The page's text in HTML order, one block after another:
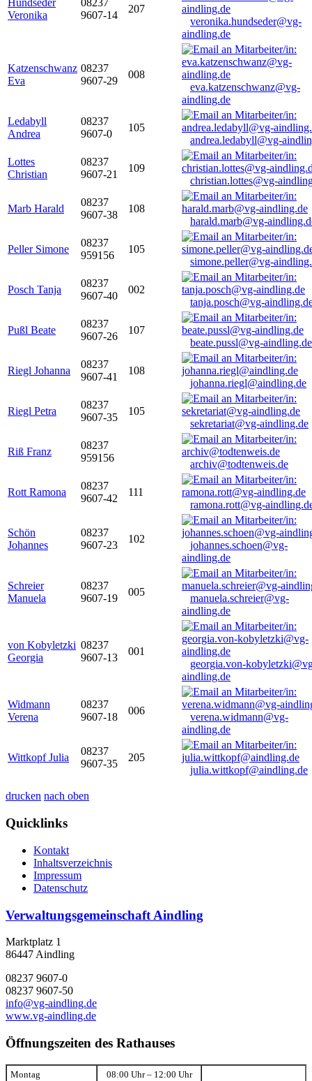
Hundseder
Veronika
08237
9607-14
207
veronika.hundseder@vg-
aindling.de
Katzenschwanz
Eva
08237
9607-29
008
eva.katzenschwanz@vg-
aindling.de
Ledabyll
Andrea
08237
9607-0
105
andrea.ledabyll@vg-
Lottes
Christian
08237
9607-21
109
christian.lottes@vg-
Marb Harald
08237
9607-38
108
harald.marb@vg-
Peller Simone
08237
959156
105
simone.peller@vg-
Posch Tanja
08237
9607-40
002
tanja.posch@vg-
Pußl Beate
08237
9607-26
107
beate.pussl@vg-aindling.de
Riegl Johanna
08237
9607-41
108
johanna.riegl@aindling.de
Riegl Petra
08237
9607-35
105
sekretariat@vg-aindling.de
Riß Franz
08237
959156
archiv@todtenweis.de
Rott Ramona
08237
9607-42
111
ramona.rott@vg-
Schön
Johannes
08237
9607-23
102
johannes.schoen@vg-
aindling.de
Schreier
Manuela
08237
9607-19
005
manuela.schreier@vg-
aindling.de
von Kobyletzki
Georgia
08237
9607-13
001
georgia.von-
aindling.de
Widmann
Verena
08237
9607-18
006
verena.widmann@vg-
aindling.de
Wittkopf Julia
08237
9607-35
205
julia.wittkopf@aindling.de
drucken nach oben
Quicklinks
Kontakt
Inhaltsverzeichnis
Impressum
Datenschutz
Verwaltungsgemeinschaft Aindling
Marktplatz 1
86447 Aindling
08237 9607-0
08237 9607-50
info@vg-aindling.de
www.vg-aindling.de
Öffnungszeiten des Rathauses
Montag 08:00 Uhr – 12:00 Uhr